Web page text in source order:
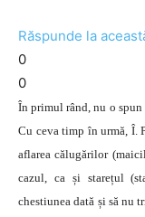
Răspunde la
0
0
În primul rând, nu o spun
Cu ceva timp în urmă, Î.
aflarea călugărilor
cazul, ca și starețul
chestiunea dată și să nu